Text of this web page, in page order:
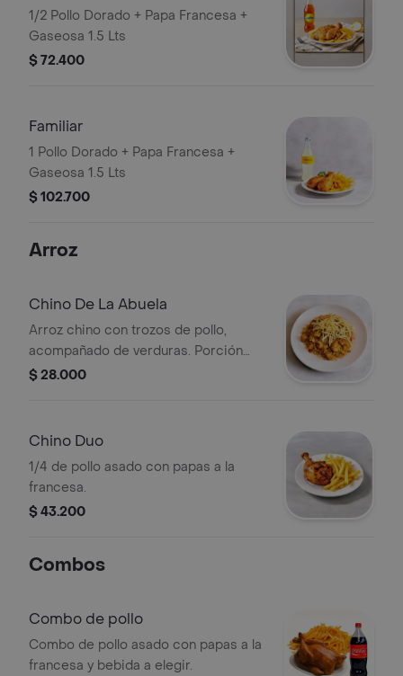
1/2 Pollo Dorado + Papa Francesa +
Gaseosa 1.5 Lts
$ 72.400
Familiar
1 Pollo Dorado + Papa Francesa +
Gaseosa 1.5 Lts
$ 102.700
Arroz
Chino De La Abuela
Arroz chino con trozos de pollo,
acompañado de verduras. Porción
personal.
$ 28.000
Chino Duo
1/4 de pollo asado con papas a la
francesa.
$ 43.200
Combos
Combo de pollo
Combo de pollo asado con papas a la
francesa y bebida a elegir.